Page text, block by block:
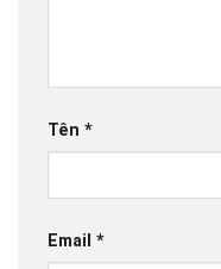
Tên *
Email *